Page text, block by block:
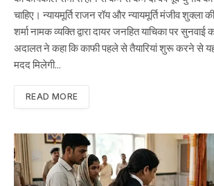
चाहिए। न्यायमूर्ति राजन रॉय और न्यायमूर्ति मंजीव
शर्मा नामक व्यक्ति द्वारा दायर जनहित याचिका पर
अदालत ने कहा कि काफी पहले से तैयारियां शुरू करने से
मदद मिलेगी…
READ MORE